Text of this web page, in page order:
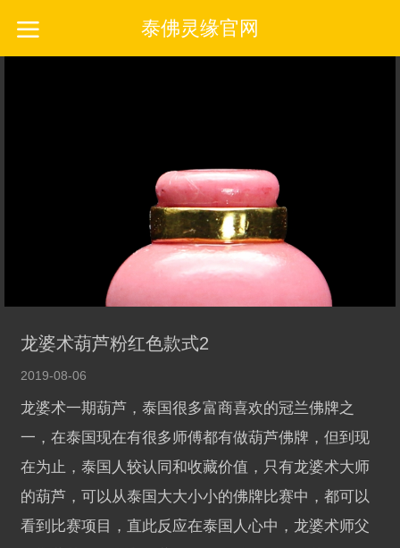
泰佛灵缘官网
龙婆术葫芦粉红色款式2
2019-08-06
龙婆术一期葫芦，泰国很多富商喜欢的冠兰佛牌之
一，在泰国现在有很多师傅都有做葫芦佛牌，但到现
在为止，泰国人较认同和收藏价值，只有龙婆术大师
的葫芦，可以从泰国大大小小的佛牌比赛中，都可以
看到比赛项目，直此反应在泰国人心中，龙婆术师父